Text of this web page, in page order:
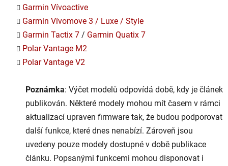
Garmin Vívoactive
Garmin Vívomove 3 / Luxe / Style
Garmin Tactix 7 / Garmin Quatix 7
Polar Vantage M2
Polar Vantage V2
Poznámka: Výčet modelů odpovídá době, kdy je článek
publikován. Některé modely mohou mít časem v rámci
aktualizací upraven firmware tak, že budou podporovat
další funkce, které dnes nenabízí. Zároveň jsou
uvedeny pouze modely dostupné v době publikace
článku. Popsanými funkcemi mohou disponovat i